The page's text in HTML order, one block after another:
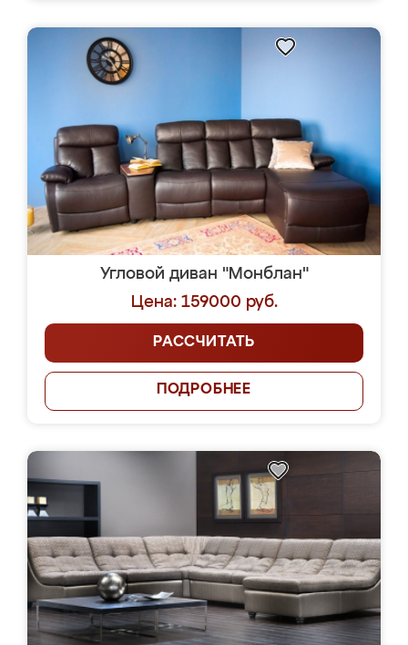
Угловой диван "Монблан"
Цена: 159000 руб.
РАССЧИТАТЬ
ПОДРОБНЕЕ